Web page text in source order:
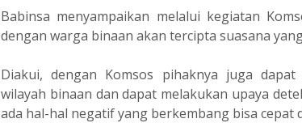
Babinsa menyampaikan melalui kegiatan
dengan warga binaan akan tercipta suasana
Diakui, dengan Komsos pihaknya juga
wilayah binaan dan dapat melakukan upaya
ada hal-hal negatif yang berkembang bisa cepat